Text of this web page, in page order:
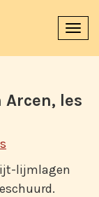
les
lijmlagen